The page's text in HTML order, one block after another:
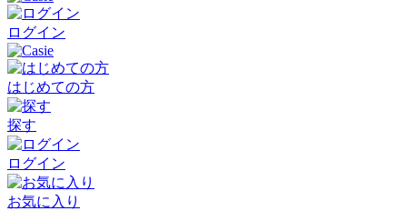
ログイン
はじめての方
探す
ログイン
お気に入り